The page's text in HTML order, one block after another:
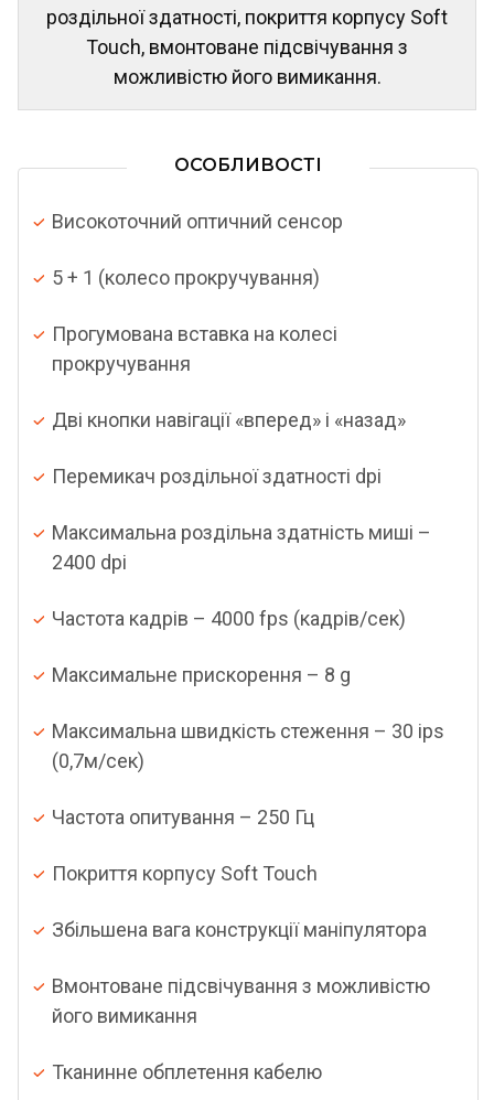
роздільної здатності, покриття корпусу Soft
Touch, вмонтоване підсвічування з
можливістю його вимикання.
ОСОБЛИВОСТІ
Високоточний оптичний сенсор
5 + 1 (колесо прокручування)
Прогумована вставка на колесі
прокручування
Дві кнопки навігації «вперед» і «назад»
Перемикач роздільної здатності dpi
Максимальна роздільна здатність миші –
2400 dpi
Частота кадрів – 4000 fps (кадрів/сек)
Максимальне прискорення – 8 g
Максимальна швидкість стеження – 30 ips
(0,7м/сек)
Частота опитування – 250 Гц
Покриття корпусу Soft Touch
Збільшена вага конструкції маніпулятора
Вмонтоване підсвічування з можливістю
його вимикання
Тканинне обплетення кабелю